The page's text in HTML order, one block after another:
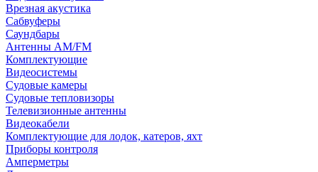
Врезная акустика
Сабвуферы
Саундбары
Антенны AM/FM
Комплектующие
Видеосистемы
Судовые камеры
Cудовые тепловизоры
Телевизионные антенны
Видеокабели
Комплектующие для лодок, катеров, яхт
Приборы контроля
Амперметры